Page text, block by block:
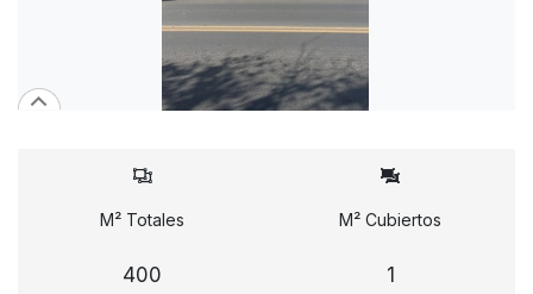
M² Totales
400
M² Cubiertos
1